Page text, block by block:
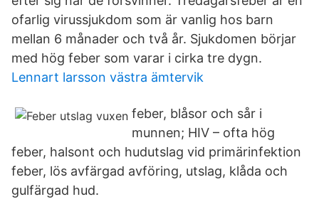
ofarlig virussjukdom som är vanlig hos barn
mellan 6 månader och två år. Sjukdomen börjar
med hög feber som varar i cirka tre dygn.
Lennart larsson västra ämtervik
feber, blåsor och sår i
munnen; HIV – ofta hög
feber, halsont och hudutslag vid primärinfektion​
feber, lös avfärgad avföring, utslag, klåda och
gulfärgad hud.